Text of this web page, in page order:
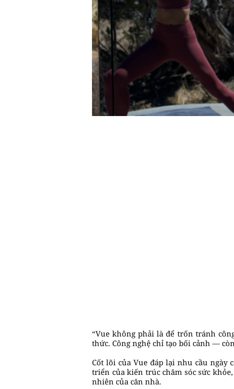
“Vue không phải là để trốn tránh
thức. Công nghệ chỉ tạo bối cảnh —
Cốt lõi của Vue đáp lại nhu cầu
triển của kiến trúc chăm sóc sức
nhiên của căn nhà.